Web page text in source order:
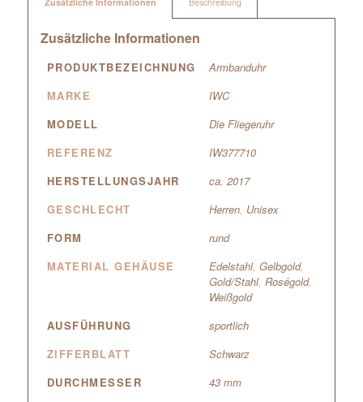
Zusätzliche Informationen
PRODUKTBEZEICHNUNG
Armbanduhr
MARKE
IWC
MODELL
Die Fliegeruhr
REFERENZ
IW377710
HERSTELLUNGSJAHR
ca. 2017
GESCHLECHT
Herren, Unisex
FORM
rund
MATERIAL GEHÄUSE
Edelstahl, Gelbgold,
Gold/Stahl, Roségold,
Weißgold
AUSFÜHRUNG
sportlich
ZIFFERBLATT
Schwarz
DURCHMESSER
43 mm